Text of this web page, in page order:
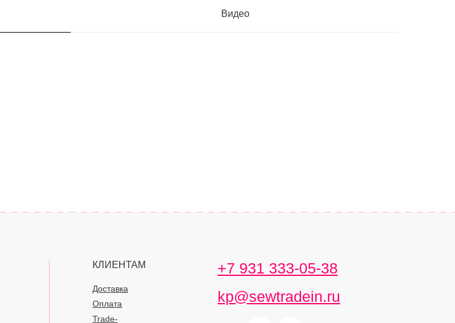
Видео
КЛИЕНТАМ
Доставка
Оплата
Trade-
+7 931 333-05-38
kp@sewtradein.ru